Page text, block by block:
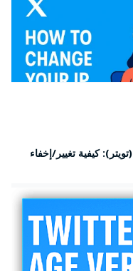
شرح ميزة الموقع الجغرافي الجديدة في X (تويتر): كيفية تغيير/إخفاء